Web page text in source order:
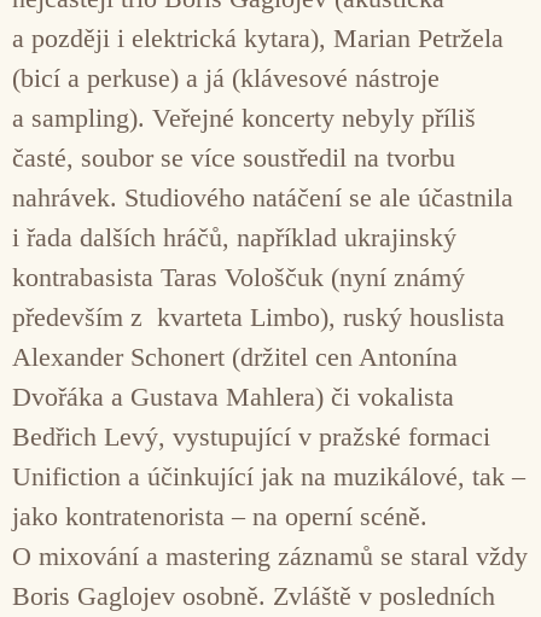
a později i elektrická kytara), Marian Petržela
(bicí a perkuse) a já (klávesové nástroje
a sampling). Veřejné koncerty nebyly příliš
časté, soubor se více soustředil na tvorbu
nahrávek. Studiového natáčení se ale účastnila
i řada dalších hráčů, například ukrajinský
kontrabasista Taras Vološčuk (nyní známý
především z kvarteta Limbo), ruský houslista
Alexander Schonert (držitel cen Antonína
Dvořáka a Gustava Mahlera) či vokalista
Bedřich Levý, vystupující v pražské formaci
Unifiction a účinkující jak na muzikálové, tak –
jako kontratenorista – na operní scéně.
O mixování a mastering záznamů se staral vždy
Boris Gaglojev osobně. Zvláště v posledních